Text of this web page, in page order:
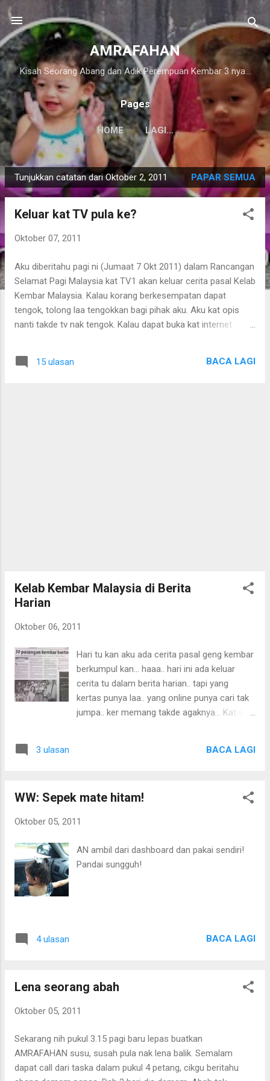
Langkau ke kandungan utama
AMRAFAHAN
Kisah Seorang Abang dan Adik Perempuan Kembar 3 nya...
Pages
HOME LAGI…
C
a
Tunjukkan catatan dari Oktober 2, 2011 PAPAR SEMUA
Keluar kat TV pula ke?
Oktober 07, 2011
Aku diberitahu pagi ni (Jumaat 7 Okt 2011) dalam Rancangan
Selamat Pagi Malaysia kat TV1 akan keluar cerita pasal Kelab
Kembar Malaysia. Kalau korang berkesempatan dapat
tengok, tolong laa tengokkan bagi pihak aku. Aku kat opis
nanti takde tv nak tengok. Kalau dapat buka kat internet
ado muka AMRAFAHAN... Hehehe Published with Blogger-
15 ulasan BACA LAGI
Kelab Kembar Malaysia di Berita
Harian
Oktober 06, 2011
Hari tu kan aku ada cerita pasal geng kembar
berkumpul kan... haaa.. hari ini ada keluar
cerita tu dalam berita harian.. tapi yang
kertas punya laa.. yang online punya cari tak
jumpa.. ker memang takde agaknya... Kat sini
3 ulasan BACA LAGI
WW: Sepek mate hitam!
Oktober 05, 2011
AN ambil dari dashboard dan pakai sendiri!
Pandai sungguh!
4 ulasan BACA LAGI
Lena seorang abah
Oktober 05, 2011
Sekarang nih pukul 3.15 pagi baru lepas buatkan
AMRAFAHAN susu, susah pula nak lena balik. Semalam
dapat call dari taska dalam pukul 4 petang, cikgu beritahu